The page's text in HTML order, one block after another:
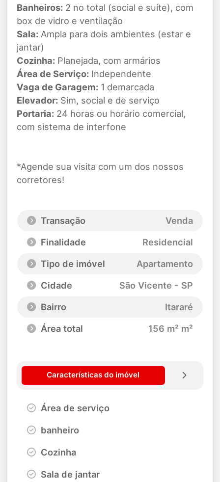
Banheiros: 2 no total (social e suíte), com
box de vidro e ventilação
Sala: Ampla para dois ambientes (estar e
jantar)
Cozinha: Planejada, com armários
Área de Serviço: Independente
Vaga de Garagem: 1 demarcada
Elevador: Sim, social e de serviço
Portaria: 24 horas ou horário comercial,
com sistema de interfone
*Agende sua visita com um dos nossos
corretores!
Transação
Venda
Finalidade
Residencial
Tipo de imóvel
Apartamento
Cidade
São Vicente - SP
Bairro
Itararé
Área total
156 m² m²
Características do imóvel
Área de serviço
banheiro
Cozinha
Sala de jantar